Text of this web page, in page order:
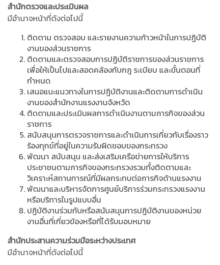
สำนักตรวจและประเมินผล
มีอำนาจหน้าที่ดังต่อไปนี้
ติดตาม ตรวจสอบ และรายงานความก้าวหน้าในการปฏิบัติ
งานของส่วนราชการ
ติดตามและตรวจสอบการปฏิบัติราชการของส่วนราชการ
เพื่อให้เป็นไปและสอดคล้องกับกฎ ระเบียบ และขั้นตอนที่
กำหนด
เสนอแนะแนวทางในการปฏิบัติงานและติดตามการดำเนิน
งานของสำนักงานแรงงานจังหวัด
ติดตามและประเมินผลการดำเนินงานตามภารกิจของส่วน
ราชการ
สนับสนุนการตรวจราชการและดำเนินการเกี่ยวกับเรื่องราว
ร้องทุกข์ที่อยู่ในความรับผิดชอบของกระทรวง
พัฒนา สนับสนุน และส่งเสริมเครือข่ายการให้บริการ
ประชาชนตามภารกิจของกระทรวงรวมทั้งติดตามและ
วิเคราะห์สถานการณ์ที่มีผลกระทบต่อภารกิจด้านแรงงาน
พัฒนาและบริหารจัดการศูนย์บริการร่วมกระทรวงแรงงาน
หรือบริการในรูปแบบอื่น
ปฏิบัติงานร่วมกับหรือสนับสนุนการปฏิบัติงานของหน่วย
งานอื่นที่เกี่ยวข้องหรือที่ได้รับมอบหมาย
สำนักประสานความร่วมมือระหว่างประเทศ
มีอำนาจหน้าที่ดังต่อไปนี้